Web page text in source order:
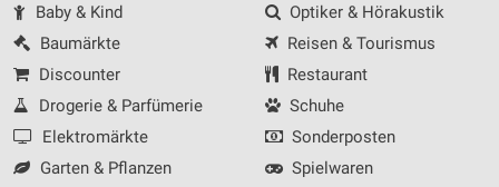
Baby & Kind
Baumärkte
Discounter
Drogerie & Parfümerie
Elektromärkte
Garten & Pflanzen
Optiker & Hörakustik
Reisen & Tourismus
Restaurant
Schuhe
Sonderposten
Spielwaren